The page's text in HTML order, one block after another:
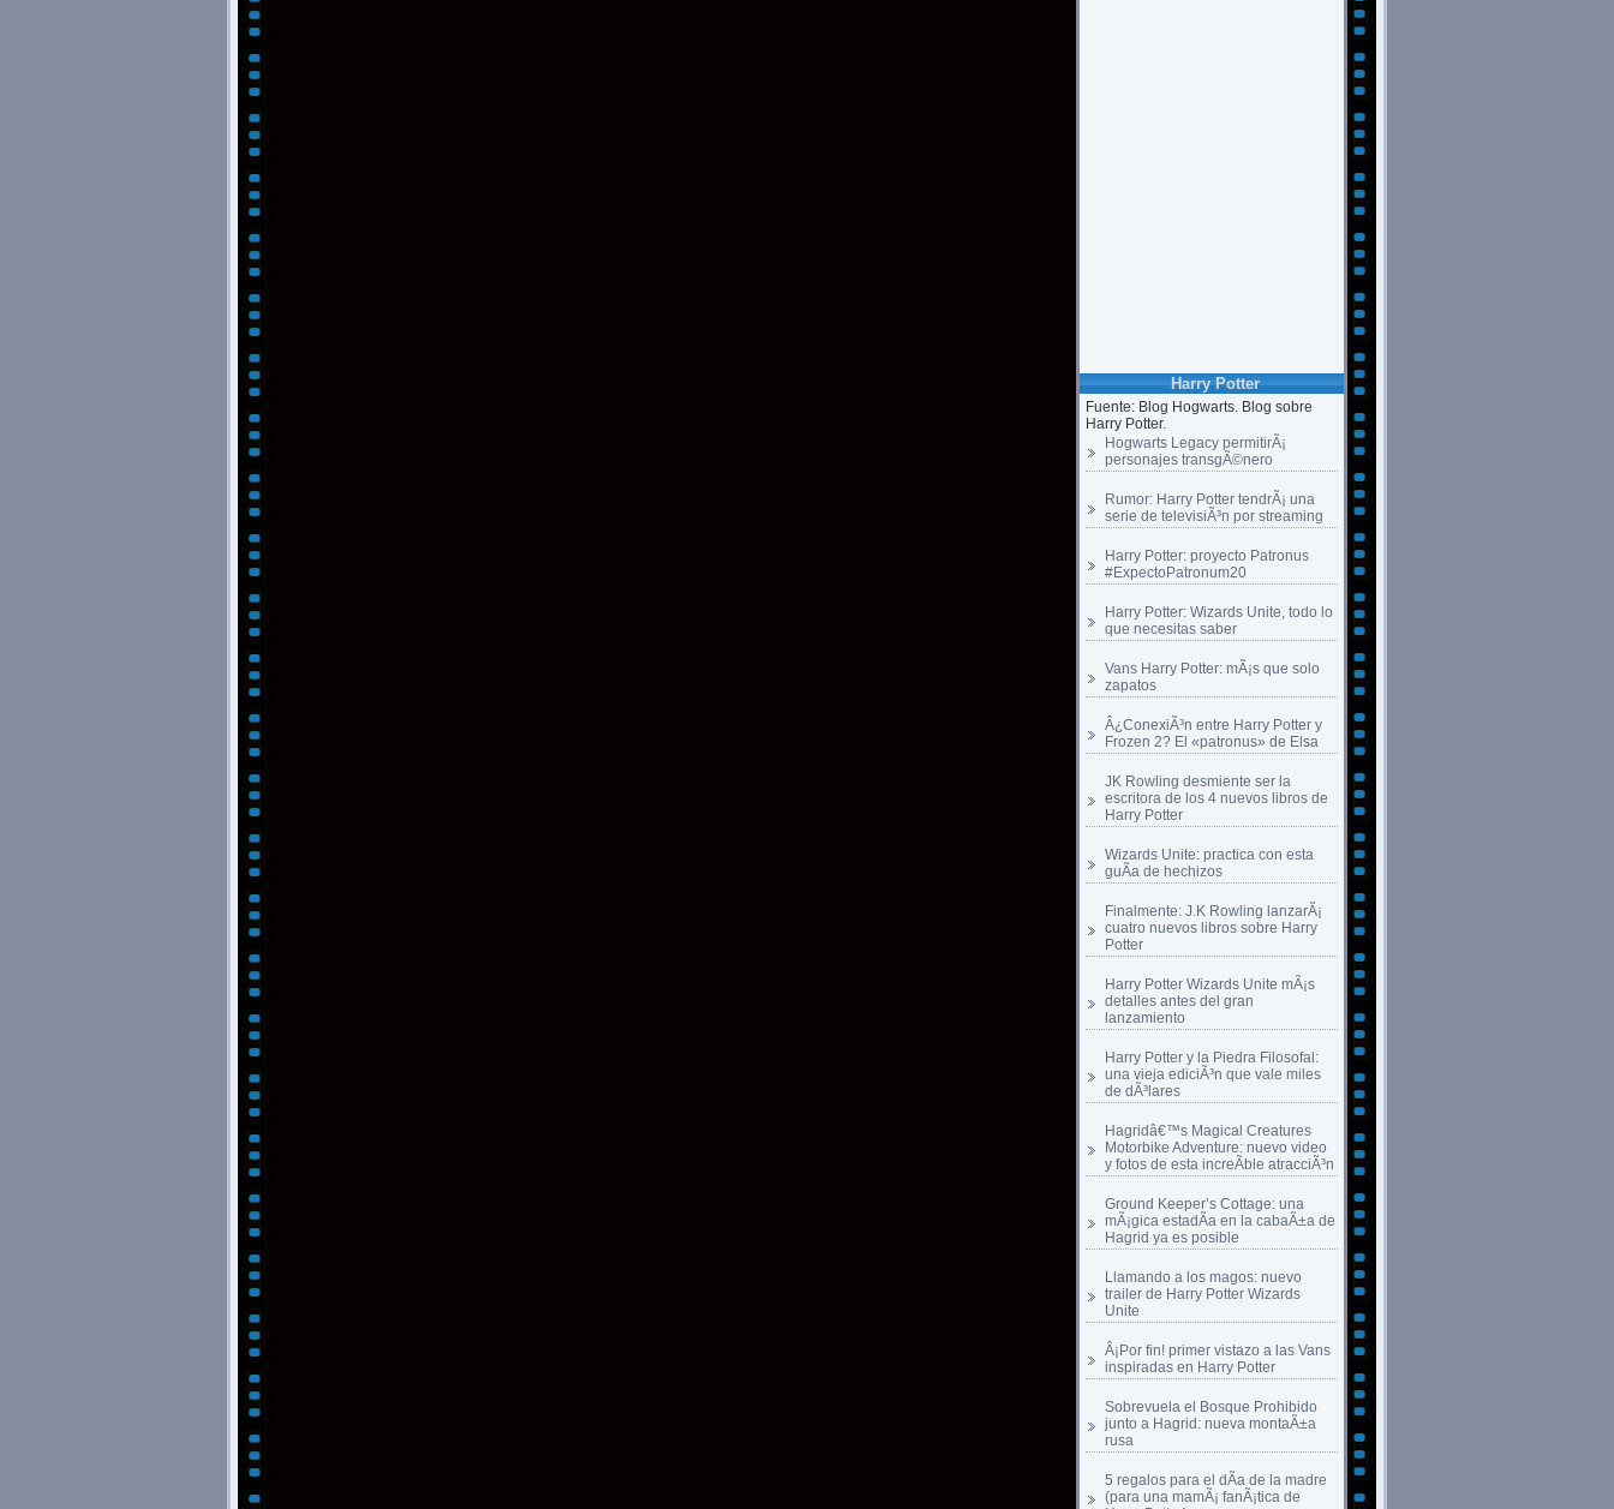
Harry Potter
Fuente: Blog Hogwarts. Blog sobre
Harry Potter.
Hogwarts Legacy permitirÃ¡
personajes transgÃ©nero
Rumor: Harry Potter tendrÃ¡ una
serie de televisiÃ³n por streaming
Harry Potter: proyecto Patronus
#ExpectoPatronum20
Harry Potter: Wizards Unite, todo lo
que necesitas saber
Vans Harry Potter: mÃ¡s que solo
zapatos
Â¿ConexiÃ³n entre Harry Potter y
Frozen 2? El «patronus» de Elsa
JK Rowling desmiente ser la
escritora de los 4 nuevos libros de
Harry Potter
Wizards Unite: practica con esta
guÃ­a de hechizos
Finalmente: J.K Rowling lanzarÃ¡
cuatro nuevos libros sobre Harry
Potter
Harry Potter Wizards Unite mÃ¡s
detalles antes del gran
lanzamiento
Harry Potter y la Piedra Filosofal:
una vieja ediciÃ³n que vale miles
de dÃ³lares
Hagridâ€™s Magical Creatures
Motorbike Adventure: nuevo video
y fotos de esta increÃ­ble atracciÃ³n
Ground Keeper’s Cottage: una
mÃ¡gica estadÃ­a en la cabaÃ±a de
Hagrid ya es posible
Llamando a los magos: nuevo
trailer de Harry Potter Wizards
Unite
Â¡Por fin! primer vistazo a las Vans
inspiradas en Harry Potter
Sobrevuela el Bosque Prohibido
junto a Hagrid: nueva montaÃ±a
rusa
5 regalos para el dÃ­a de la madre
(para una mamÃ¡ fanÃ¡tica de